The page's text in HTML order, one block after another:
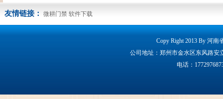
友情链接： 微耕门禁 软件下载
Copy Right 2013 By 河南
公司地址：郑州市金水区东风路安
电话：